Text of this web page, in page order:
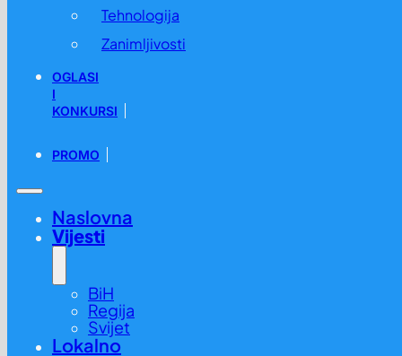
Tehnologija
Zanimljivosti
OGLASI
I
KONKURSI
PROMO
Naslovna
Vijesti
BiH
Regija
Svijet
Lokalno